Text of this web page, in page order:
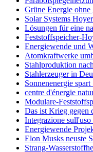
Grüne Energie
Solar Systems
Lösungen für eine
Feststoffspeicher-
Energiewende und
Atomkraftwerke
Stahlproduktion
Stahlerzeuger in
Sonnenenergie
centre d'énergie
Modulare-
Das ist Krieg gegen
Integrazione
Energiewende
Elon Musks neuste
Strang-